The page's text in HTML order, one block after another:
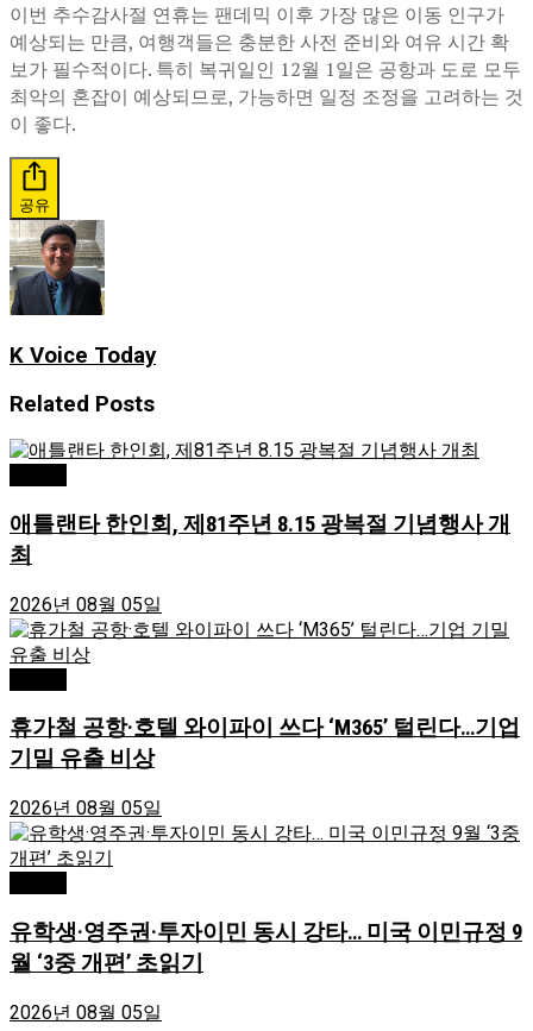
이번 추수감사절 연휴는 팬데믹 이후 가장 많은 이동 인구가
예상되는 만큼, 여행객들은 충분한 사전 준비와 여유 시간 확
보가 필수적이다. 특히 복귀일인 12월 1일은 공항과 도로 모두
최악의 혼잡이 예상되므로, 가능하면 일정 조정을 고려하는 것
이 좋다.
공유
K Voice Today
Related Posts
애틀랜타 한인회, 제81주년 8.15 광복절 기념행사 개
최
2026년 08월 05일
휴가철 공항·호텔 와이파이 쓰다 ‘M365’ 털린다…기업
기밀 유출 비상
2026년 08월 05일
유학생·영주권·투자이민 동시 강타… 미국 이민규정 9
월 ‘3중 개편’ 초읽기
2026년 08월 05일